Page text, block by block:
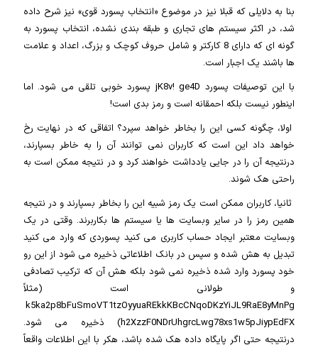
بنا به دلایلی که قبلا نیز در موضوع «انتخاب پسورد قوی» نیز شرح داده
شد، در اکثر سیستم های تجاری و طبقه بندی نشده، انتخاب پسورد به
گونه ای که دارای 8 کارکتر و شامل حروف کوچک و بزرگ، اعداد و علامت
ها باشند یک اجبار است.
با این توصیفات پسورد jK8v! ge4D پسورد خوبی تلقی می شود. اما
اینطور نیست بلکه احمقانه است و رمز بدی است!
اولا، چگونه کسی این را بخاطر خواهد سپرد؟ اتفاقی که در نهایت رخ
خواهد داد این است که کاربران نمی توانند آن را به خاطر بسپارند،
درنتیجه آن را در جایی یادداشت خواهند کرد و در نتیجه ممکن است به
راحتی هک شوند.
ثانیا، کاربران ممکن است یک رمز شبیه این را بخاطر بسپارند و در نتیجه
همین رمز را در سایر وبسایت ها یا سیستم ها بکاربرند. وقتی در یک
وبسایت معتبر ایجاد حساب کاربری می کنید پسوردی که وارد می کنید
تبدیل به هش شده و سپس در بانک اطلاعاتی ذخیره می شود از این رو
خود پسورد وارد شده ذخیره نمی شود بلکه هش آن که ترکیب تصادفی
و طولانی است (مثلاً
k5ka2p8bFuSmoVT1tzOyyuaREkkKBcCNqoDKzYiJL9RaE8yMnPg
h2XzzF0NDrUhgrcLwg78xs1w5pJiypEdFX) ذخیره می شود.
درنتیجه حتی اگر پایگاه داده هک شده باشد، هکر با این اطلاعات واقعاً